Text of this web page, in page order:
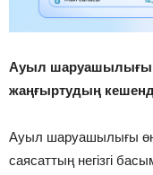
Ауыл шаруашылығы
жаңғыртудың
Ауыл шаруашылығы
саясаттың негізгі